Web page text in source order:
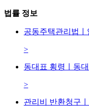
법률 정보
>
동대표 횡령ㅣ동
>
관리비 반환청구